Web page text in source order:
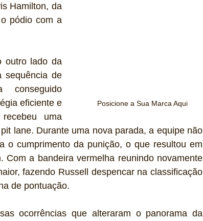
Posicione a Sua Marca Aqui
Hamilton, da
pódio com a
outro lado da
sequência de
conseguido
eficiente e
uma
lane. Durante uma nova parada, a equipe não
o cumprimento da punição, o que resultou em
Com a bandeira vermelha reunindo novamente
fazendo Russell despencar na classificação
de pontuação.
ocorrências que alteraram o panorama da